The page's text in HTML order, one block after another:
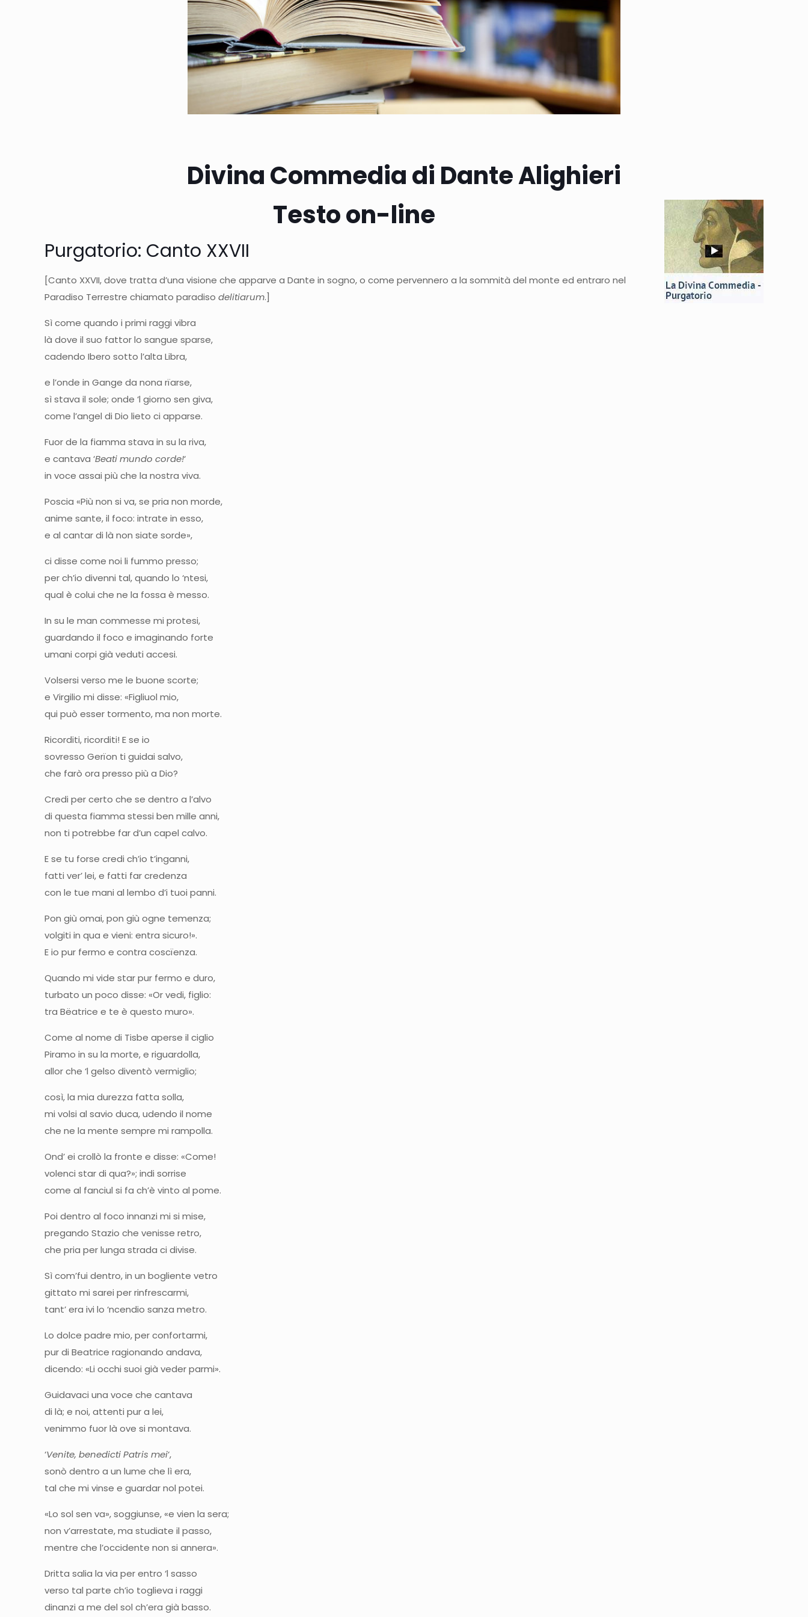
Divina Commedia di Dante Alighieri
Testo on-line
Purgatorio: Canto XXVII
[Canto XXVII, dove tratta d’una visione che apparve a Dante in sogno, o come pervennero a la sommità del monte ed entraro nel
Paradiso Terrestre chiamato paradisodelitiarum.]
Sì come quando i primi raggi vibra
là dove il suo fattor lo sangue sparse,
cadendo Ibero sotto l’alta Libra,
e l’onde in Gange da nona rïarse,
sì stava il sole; onde ‘l giorno sen giva,
come l’angel di Dio lieto ci apparse.
Fuor de la fiamma stava in su la riva,
e cantava ‘Beati mundo corde!‘
in voce assai più che la nostra viva.
Poscia «Più non si va, se pria non morde,
anime sante, il foco: intrate in esso,
e al cantar di là non siate sorde»,
ci disse come noi li fummo presso;
per ch’io divenni tal, quando lo ‘ntesi,
qual è colui che ne la fossa è messo.
In su le man commesse mi protesi,
guardando il foco e imaginando forte
umani corpi già veduti accesi.
Volsersi verso me le buone scorte;
e Virgilio mi disse: «Figliuol mio,
qui può esser tormento, ma non morte.
Ricorditi, ricorditi! E se io
sovresso Gerïon ti guidai salvo,
che farò ora presso più a Dio?
Credi per certo che se dentro a l’alvo
di questa fiamma stessi ben mille anni,
non ti potrebbe far d’un capel calvo.
E se tu forse credi ch’io t’inganni,
fatti ver’ lei, e fatti far credenza
con le tue mani al lembo d’i tuoi panni.
Pon giù omai, pon giù ogne temenza;
volgiti in qua e vieni: entra sicuro!».
E io pur fermo e contra coscïenza.
Quando mi vide star pur fermo e duro,
turbato un poco disse: «Or vedi, figlio:
tra Bëatrice e te è questo muro».
Come al nome di Tisbe aperse il ciglio
Piramo in su la morte, e riguardolla,
allor che ‘l gelso diventò vermiglio;
così, la mia durezza fatta solla,
mi volsi al savio duca, udendo il nome
che ne la mente sempre mi rampolla.
Ond’ ei crollò la fronte e disse: «Come!
volenci star di qua?»; indi sorrise
come al fanciul si fa ch’è vinto al pome.
Poi dentro al foco innanzi mi si mise,
pregando Stazio che venisse retro,
che pria per lunga strada ci divise.
Sì com’fui dentro, in un bogliente vetro
gittato mi sarei per rinfrescarmi,
tant’ era ivi lo ‘ncendio sanza metro.
Lo dolce padre mio, per confortarmi,
pur di Beatrice ragionando andava,
dicendo: «Li occhi suoi già veder parmi».
Guidavaci una voce che cantava
di là; e noi, attenti pur a lei,
venimmo fuor là ove si montava.
‘Venite, benedicti Patris mei‘,
sonò dentro a un lume che lì era,
tal che mi vinse e guardar nol potei.
«Lo sol sen va», soggiunse, «e vien la sera;
non v’arrestate, ma studiate il passo,
mentre che l’occidente non si annera».
Dritta salia la via per entro ‘l sasso
verso tal parte ch’io toglieva i raggi
dinanzi a me del sol ch’era già basso.